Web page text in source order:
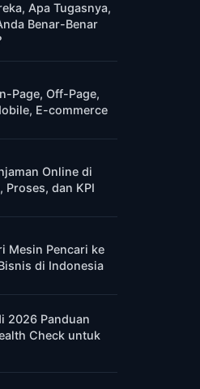
Apa Tugasnya,
Benar-Benar
Page, Off-Page,
E-commerce
Online di
Proses, dan KPI
Mesin Pencari ke
di Indonesia
2026 Panduan
Check untuk